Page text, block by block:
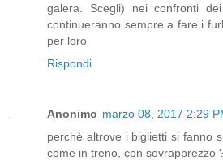
galera. Scegli) nei confronti
continueranno sempre a fare i
per loro
Rispondi
Anonimo marzo 08, 2017 2:29
perchè altrove i biglietti si fanno
come in treno, con sovrapprezzo